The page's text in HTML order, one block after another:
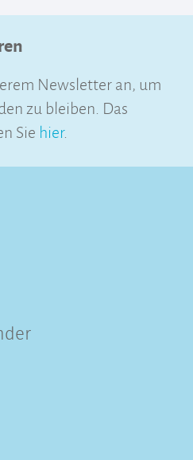
Newsletter an, um
zu bleiben. Das
Sie hier.